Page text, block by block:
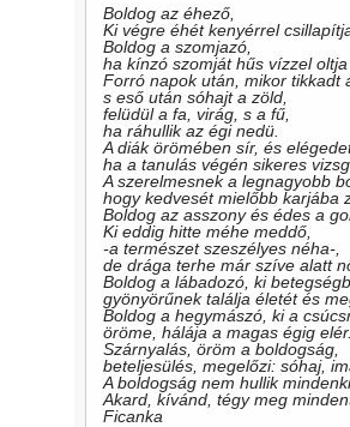
Boldog az éhező,
Ki végre éhét kenyérrel
Boldog a szomjazó,
ha kínzó szomját hűs vízzel oltja
Forró napok után, mikor tikkadt
s eső után sóhajt a zöld,
felüdül a fa, virág, s a fű,
ha ráhullik az égi nedü.
A diák örömében sír, és
ha a tanulás végén sikeres
A szerelmesnek a legnagyobb
hogy kedvesét mielőbb karjába
Boldog az asszony és édes a
Ki eddig hitte méhe meddő,
-a természet szeszélyes néha-,
de drága terhe már szíve alatt
Boldog a lábadozó, ki
gyönyörűnek találja életét és
Boldog a hegymászó, ki a
öröme, hálája a magas égig
Szárnyalás, öröm a boldogság,
beteljesülés, megelőzi: sóhaj,
A boldogság nem hullik
Akard, kívánd, tégy meg
Ficanka